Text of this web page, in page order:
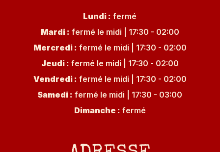
Lundi : fermé
Mardi: fermé le midi
17:30 - 02:00
Mercredi: fermé le midi
17:30 - 02:00
Jeudi: fermé le midi
17:30 - 02:00
Vendredi: fermé le midi
17:30 - 02:00
Samedi : fermé le midi
17:30 - 03:00
Dimanche : fermé